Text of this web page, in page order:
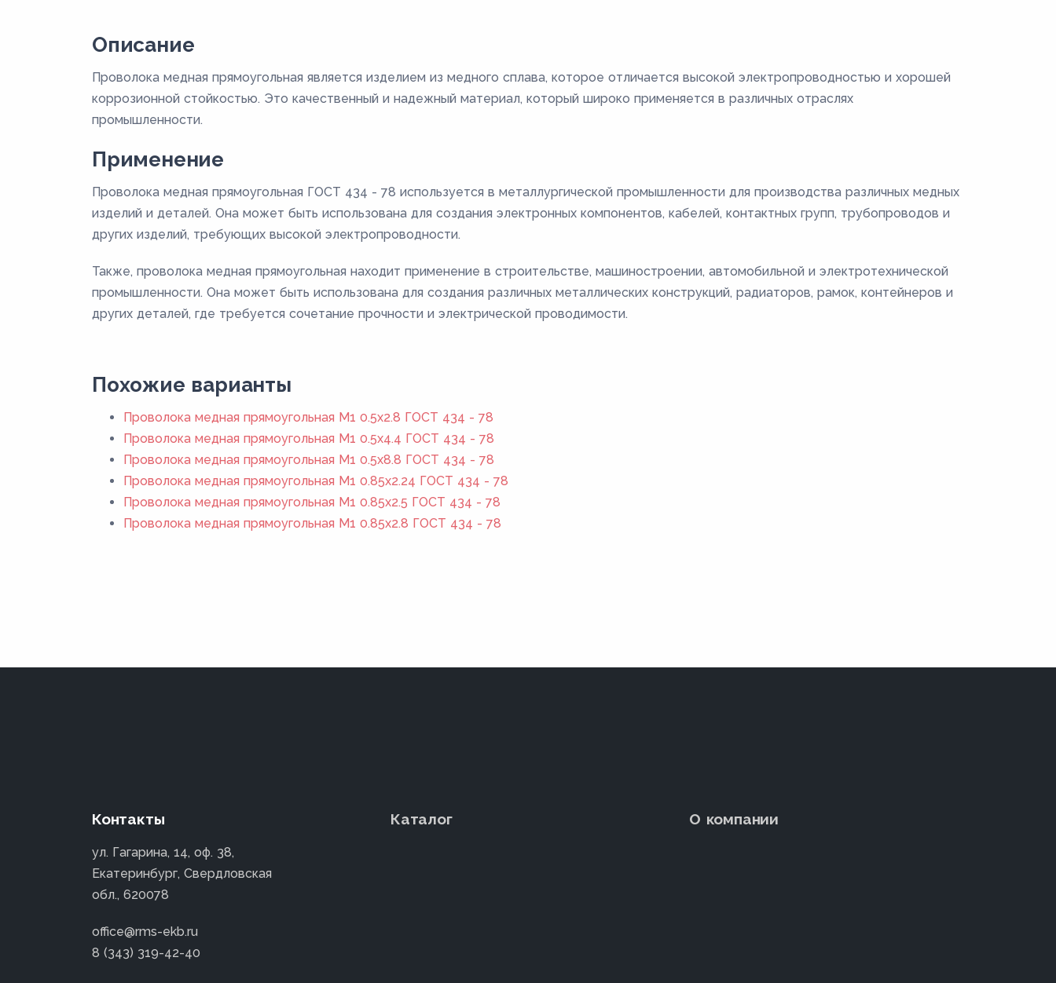
Описание
Проволока медная прямоугольная является изделием из медного сплава, которое отличается высокой электропроводностью и хорошей
коррозионной стойкостью. Это качественный и надежный материал, который широко применяется в различных отраслях
промышленности.
Применение
Проволока медная прямоугольная ГОСТ 434 - 78 используется в металлургической промышленности для производства различных медных
изделий и деталей. Она может быть использована для создания электронных компонентов, кабелей, контактных групп, трубопроводов и
других изделий, требующих высокой электропроводности.
Также, проволока медная прямоугольная находит применение в строительстве, машиностроении, автомобильной и электротехнической
промышленности. Она может быть использована для создания различных металлических конструкций, радиаторов, рамок, контейнеров и
других деталей, где требуется сочетание прочности и электрической проводимости.
Похожие варианты
Проволока медная прямоугольная М1 0.5x2.8 ГОСТ 434 - 78
Проволока медная прямоугольная М1 0.5x4.4 ГОСТ 434 - 78
Проволока медная прямоугольная М1 0.5x8.8 ГОСТ 434 - 78
Проволока медная прямоугольная М1 0.85x2.24 ГОСТ 434 - 78
Проволока медная прямоугольная М1 0.85x2.5 ГОСТ 434 - 78
Проволока медная прямоугольная М1 0.85x2.8 ГОСТ 434 - 78
Контакты
ул. Гагарина, 14, оф. 38,
Екатеринбург, Свердловская
обл., 620078
office@rms-ekb.ru
8 (343) 319-42-40
Каталог О компании